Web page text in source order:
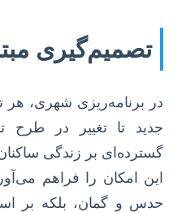
تصمیم‌گیری
در برنامه‌ریزی شهری، هر
جدید تا تغییر در طرح
گسترده‌ای بر زندگی
این امکان را فراهم
حدس و گمان، بلکه بر